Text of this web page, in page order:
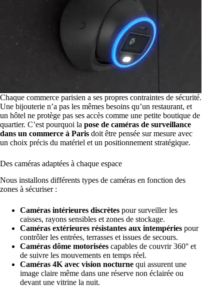
Chaque commerce parisien a ses propres contraintes de sécurité.
Une bijouterie n’a pas les mêmes besoins qu’un restaurant, et
un hôtel ne protège pas ses accès comme une petite boutique de
quartier. C’est pourquoi la pose de caméras de surveillance
dans un commerce à Paris doit être pensée sur mesure avec
un choix précis du matériel et un positionnement stratégique.
Des caméras adaptées à chaque espace
Nous installons différents types de caméras en fonction des
zones à sécuriser:
Caméras intérieures discrètes pour surveiller les
caisses, rayons sensibles et zones de stockage.
Caméras extérieures résistantes aux intempéries pour
contrôler les entrées, terrasses et issues de secours.
Caméras dôme motorisées capables de couvrir 360° et
de suivre les mouvements en temps réel.
Caméras 4K avec vision nocturne qui assurent une
image claire même dans une réserve non éclairée ou
devant une vitrine la nuit.